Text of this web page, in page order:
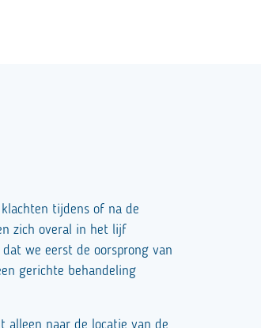
tijdens of na de
zich overal in het lijf
we eerst de oorsprong van
gerichte behandeling
alleen naar de locatie van de